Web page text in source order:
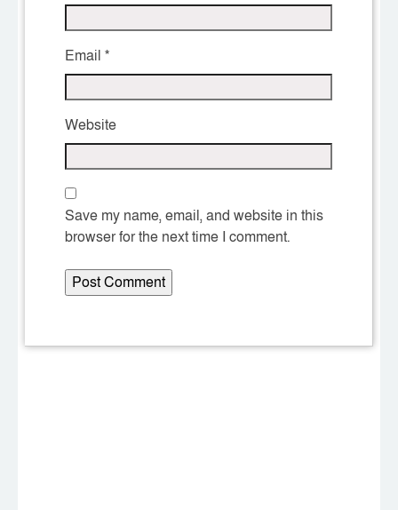
Email *
Website
Save my name, email, and website in this
browser for the next time I comment.